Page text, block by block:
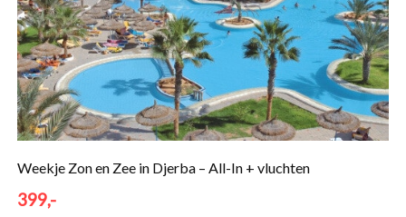
Weekje Zon en Zee in Djerba – All-In + vluchten
399,-